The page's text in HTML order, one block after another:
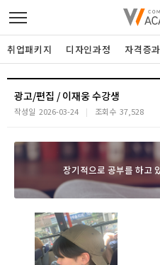
디자인정규과정
자격증과정
커뮤니티
취업패키지 디자인과정 자격증
광고/편집 / 이재웅 수강생
작성일 2026-03-24 조회수 37,528
장기적으로 공부를 하고